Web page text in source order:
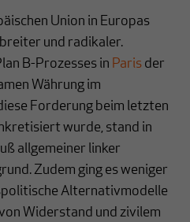
Union in Europas
und radikaler.
B-Prozesses in Paris der
Währung im
Forderung beim letzten
wurde, stand in
allgemeiner linker
Zudem ging es weniger
Alternativmodelle
Widerstand und zivilem